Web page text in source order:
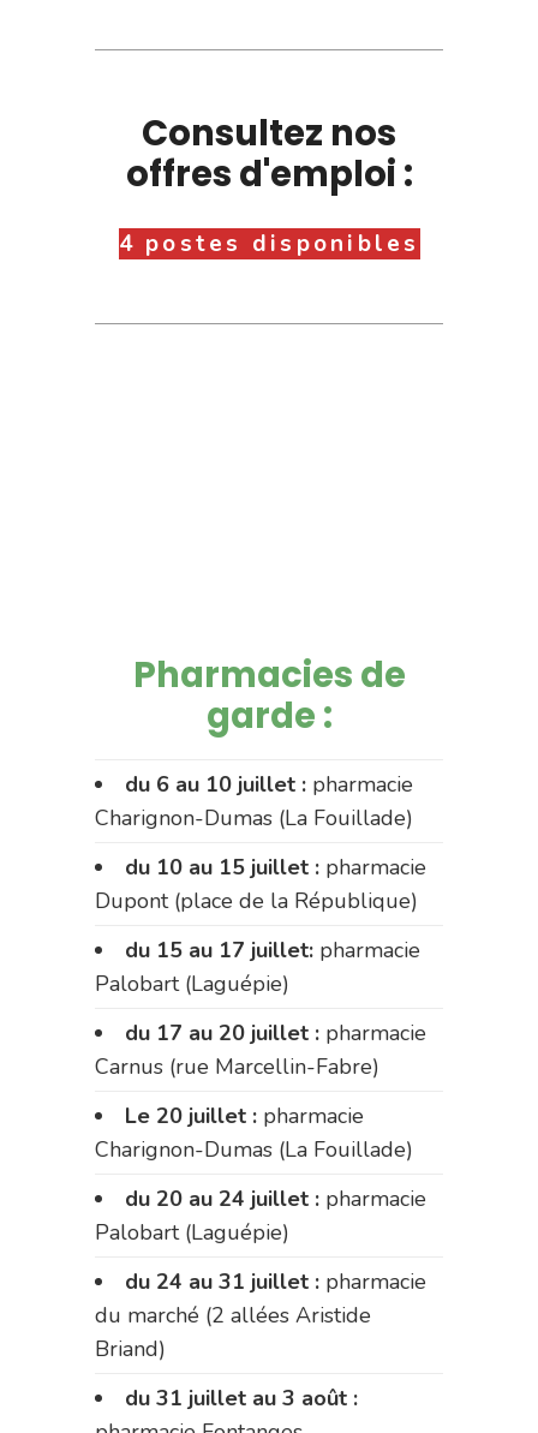
Consultez nos
offres d'emploi :
4 postes disponibles
Pharmacies de
garde :
du 6 au 10 juillet : pharmacie
Charignon-Dumas (La Fouillade)
du 10 au 15 juillet : pharmacie
Dupont (place de la République)
du 15 au 17 juillet: pharmacie
Palobart (Laguépie)
du 17 au 20 juillet : pharmacie
Carnus (rue Marcellin-Fabre)
Le 20 juillet : pharmacie
Charignon-Dumas (La Fouillade)
du 20 au 24 juillet : pharmacie
Palobart (Laguépie)
du 24 au 31 juillet : pharmacie
du marché (2 allées Aristide
Briand)
du 31 juillet au 3 août :